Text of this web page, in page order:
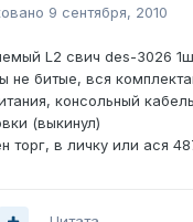
9 сентября, 2010
L2 свич des-3026
не битые, вся
консольный
(выкинул)
торг, в личку или ася